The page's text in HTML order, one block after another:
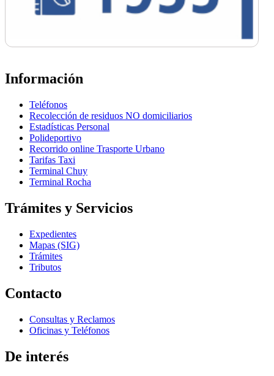
Información
Teléfonos
Recolección de residuos NO domiciliarios
Estadísticas Personal
Polideportivo
Recorrido online Trasporte Urbano
Tarifas Taxi
Terminal Chuy
Terminal Rocha
Trámites y Servicios
Expedientes
Mapas (SIG)
Trámites
Tributos
Contacto
Consultas y Reclamos
Oficinas y Teléfonos
De interés